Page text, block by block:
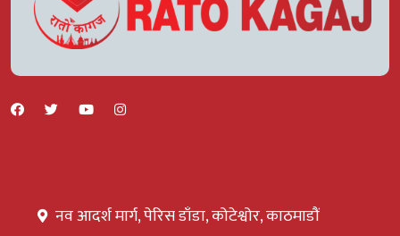
नव आदर्श मार्ग, पेरिस डाँडा, कोटेश्वोर, काठमाडौं